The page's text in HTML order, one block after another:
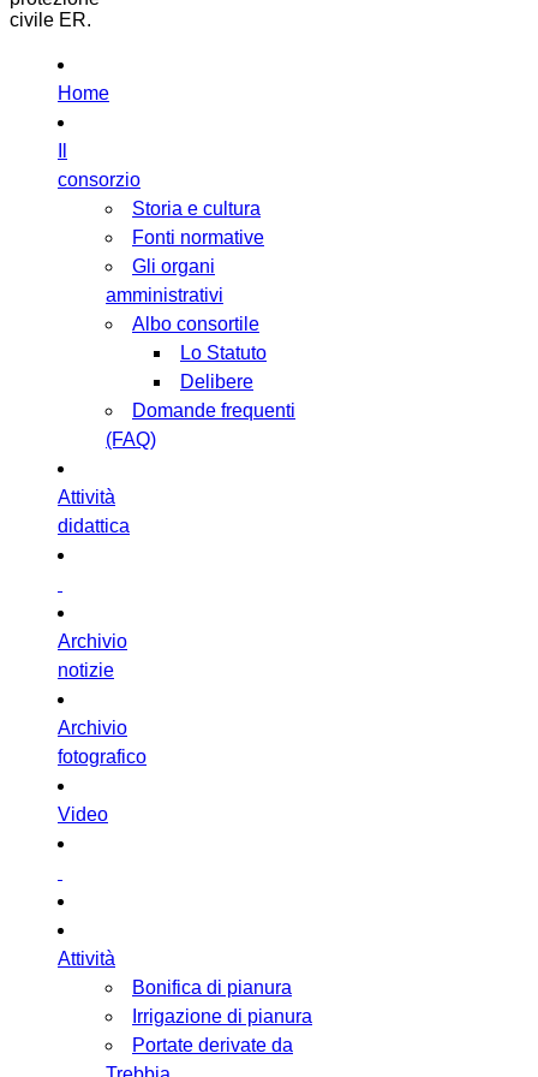
civile ER.
Home
consorzio
Storia e cultura
Fonti normative
Gli organi
amministrativi
Albo consortile
Lo Statuto
Delibere
Domande frequenti
(FAQ)
Attività
didattica
Archivio
notizie
Archivio
fotografico
Video
Attività
Bonifica di pianura
Irrigazione di pianura
Portate derivate da